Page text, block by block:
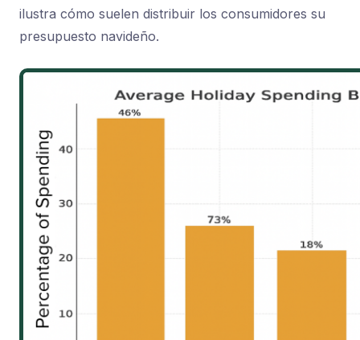
ilustra cómo suelen distribuir los consumidores su
presupuesto navideño.